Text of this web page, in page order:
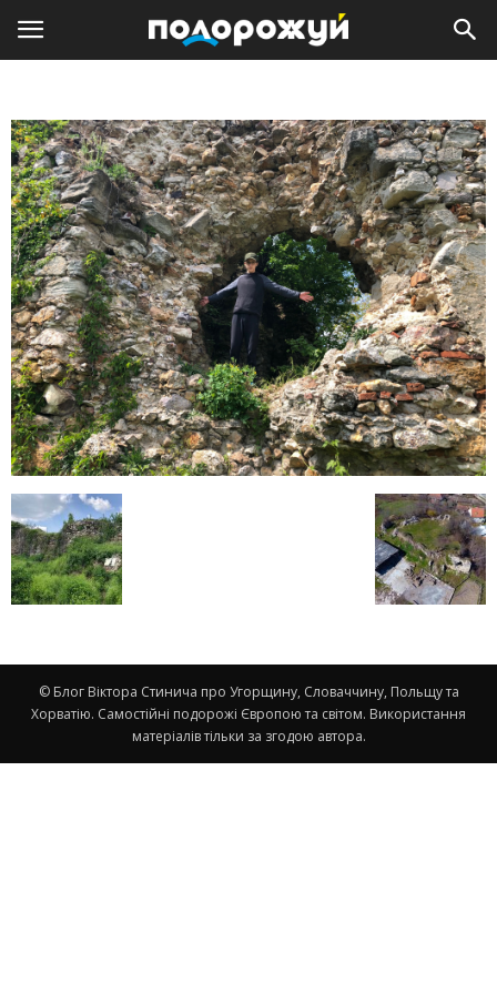
© Блог Віктора Стинича про Угорщину, Словаччину, Польщу та
Хорватію. Самостійні подорожі Європою та світом. Використання
матеріалів тільки за згодою автора.